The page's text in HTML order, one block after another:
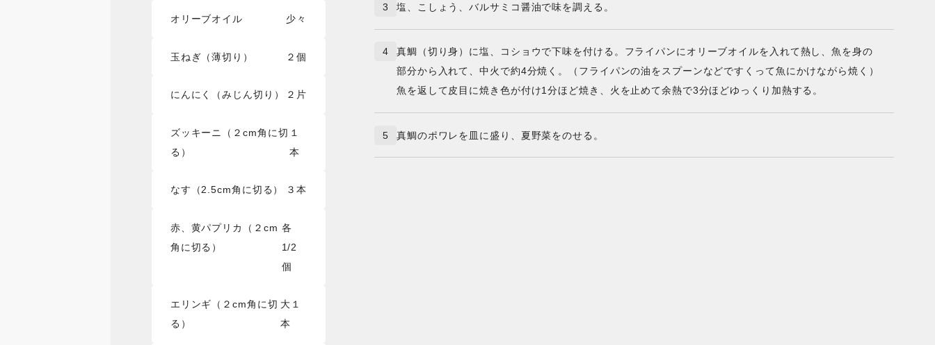
オリーブオイル 少々
玉ねぎ（薄切り） ２個
にんにく（みじん切り） ２片
ズッキーニ（２cm角に切
る）
１
本
なす（2.5cm角に切る） ３本
赤、黄パプリカ（２cm
角に切る）
各
1/2
個
エリンギ（２cm角に切
る）
大１
本
3 塩、こしょう、バルサミコ醤油で味を調える。
4
真鯛（切り身）に塩、コショウで下味を付ける。フライパンにオリーブオイルを入れて熱し、魚を身の
部分から入れて、中火で約4分焼く。（フライパンの油をスプーンなどですくって魚にかけながら焼く）
魚を返して皮目に焼き色が付け1分ほど焼き、火を止めて余熱で3分ほどゆっくり加熱する。
5 真鯛のポワレを皿に盛り、夏野菜をのせる。